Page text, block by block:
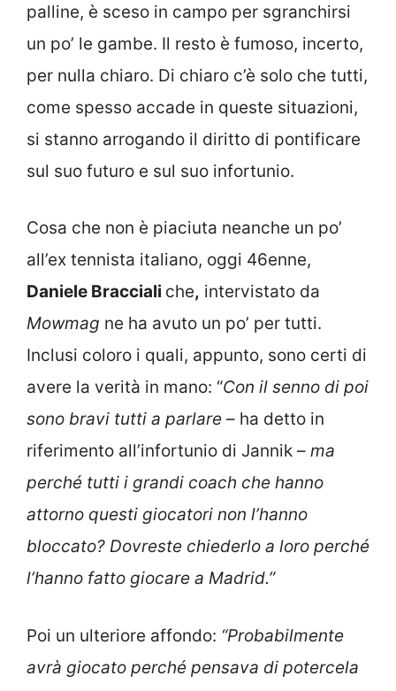
palline, è sceso in campo per sgranchirsi
un po’ le gambe. Il resto è fumoso, incerto,
per nulla chiaro. Di chiaro c’è solo che tutti,
come spesso accade in queste situazioni,
si stanno arrogando il diritto di pontificare
sul suo futuro e sul suo infortunio.
Cosa che non è piaciuta neanche un po’
all’ex tennista italiano, oggi 46enne,
Daniele Bracciali che, intervistato da
Mowmag ne ha avuto un po’ per tutti.
Inclusi coloro i quali, appunto, sono certi di
avere la verità in mano: “Con il senno di poi
sono bravi tutti a parlare – ha detto in
riferimento all’infortunio di Jannik – ma
perché tutti i grandi coach che hanno
attorno questi giocatori non l’hanno
bloccato? Dovreste chiederlo a loro perché
l’hanno fatto giocare a Madrid.”
Poi un ulteriore affondo: “Probabilmente
avrà giocato perché pensava di potercela